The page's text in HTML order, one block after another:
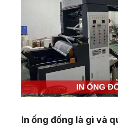
In ống đống là gì và